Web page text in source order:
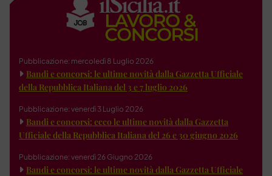
Pubblicazione: mercoledì 8 Luglio 2026
Bandi e concorsi: le ultime novità dalla Gazzetta Ufficiale
della Repubblica Italiana del 3 e 7 luglio 2026
Pubblicazione: venerdì 3 Luglio 2026
Bandi e concorsi: ecco le ultime novità dalla Gazzetta
Ufficiale della Repubblica Italiana del 26 e 30 giugno 2026
Pubblicazione: venerdì 26 Giugno 2026
Bandi e concorsi: le ultime novità dalla Gazzetta Ufficiale